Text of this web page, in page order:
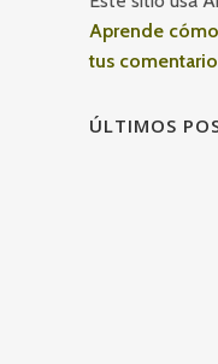
Aprende
tus
ÚLTIMOS